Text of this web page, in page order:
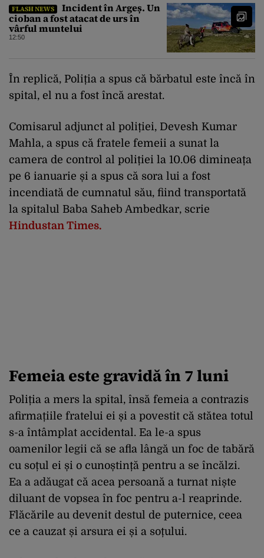
FLASH NEWS
Incident în Argeș. Un
cioban a fost atacat de urs în
vârful muntelui
12:50
În replică, Poliția a spus că bărbatul este încă în
spital, el nu a fost încă arestat.
Comisarul adjunct al poliției, Devesh Kumar
Mahla, a spus că fratele femeii a sunat la
camera de control al poliției la 10.06 dimineața
pe 6 ianuarie și a spus că sora lui a fost
incendiată de cumnatul său, fiind transportată
la spitalul Baba Saheb Ambedkar, scrie
Hindustan Times.
Femeia este gravidă în 7 luni
Poliția a mers la spital, însă femeia a contrazis
afirmațiile fratelui ei și a povestit că stătea totul
s-a întâmplat accidental. Ea le-a spus
oamenilor legii că se afla lângă un foc de tabără
cu soțul ei și o cunoștință pentru a se încălzi.
Ea a adăugat că acea persoană a turnat niște
diluant de vopsea în foc pentru a-l reaprinde.
Flăcările au devenit destul de puternice, ceea
ce a cauzat și arsura ei și a soțului.